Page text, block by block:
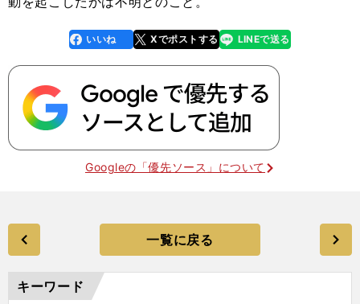
faceboo
k
いいね Xでポストする
line LINEで送る
Googleの「優先ソース」について
一覧に戻る
キーワード